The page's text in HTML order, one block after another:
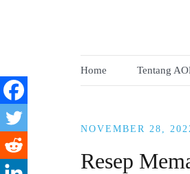
Home Tentang
NOVEMBER 28,
Resep